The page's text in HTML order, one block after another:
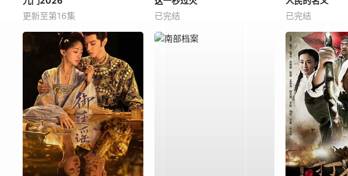
更新至第16集
已完结
已完结